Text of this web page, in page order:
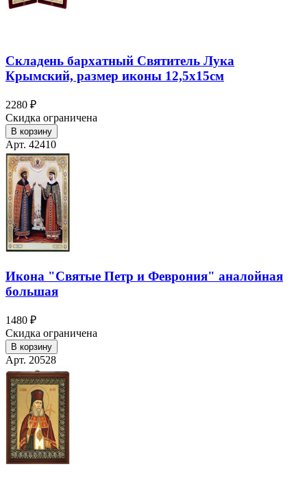
Складень бархатный Святитель Лука
Крымский, размер иконы 12,5х15см
2280 ₽
Скидка ограничена
В корзину
Арт. 42410
Икона "Святые Петр и Феврония" аналойная
большая
1480 ₽
Скидка ограничена
В корзину
Арт. 20528